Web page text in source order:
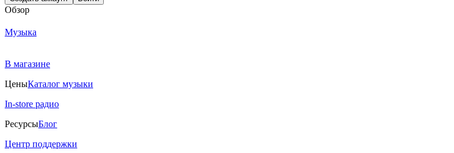
Обзор
Музыка
В магазине
ЦеныКаталог музыки
In-store радио
РесурсыБлог
Центр поддержки